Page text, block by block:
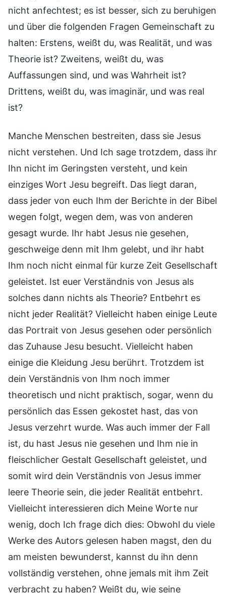
nicht anfechtest; es ist besser, sich zu beruhigen
und über die folgenden Fragen Gemeinschaft zu
halten: Erstens, weißt du, was Realität, und was
Theorie ist? Zweitens, weißt du, was
Auffassungen sind, und was Wahrheit ist?
Drittens, weißt du, was imaginär, und was real
ist?
Manche Menschen bestreiten, dass sie Jesus
nicht verstehen. Und Ich sage trotzdem, dass ihr
Ihn nicht im Geringsten versteht, und kein
einziges Wort Jesu begreift. Das liegt daran,
dass jeder von euch Ihm der Berichte in der Bibel
wegen folgt, wegen dem, was von anderen
gesagt wurde. Ihr habt Jesus nie gesehen,
geschweige denn mit Ihm gelebt, und ihr habt
Ihm noch nicht einmal für kurze Zeit Gesellschaft
geleistet. Ist euer Verständnis von Jesus als
solches dann nichts als Theorie? Entbehrt es
nicht jeder Realität? Vielleicht haben einige Leute
das Portrait von Jesus gesehen oder persönlich
das Zuhause Jesu besucht. Vielleicht haben
einige die Kleidung Jesu berührt. Trotzdem ist
dein Verständnis von Ihm noch immer
theoretisch und nicht praktisch, sogar, wenn du
persönlich das Essen gekostet hast, das von
Jesus verzehrt wurde. Was auch immer der Fall
ist, du hast Jesus nie gesehen und Ihm nie in
fleischlicher Gestalt Gesellschaft geleistet, und
somit wird dein Verständnis von Jesus immer
leere Theorie sein, die jeder Realität entbehrt.
Vielleicht interessieren dich Meine Worte nur
wenig, doch Ich frage dich dies: Obwohl du viele
Werke des Autors gelesen haben magst, den du
am meisten bewunderst, kannst du ihn denn
vollständig verstehen, ohne jemals mit ihm Zeit
verbracht zu haben? Weißt du, wie seine